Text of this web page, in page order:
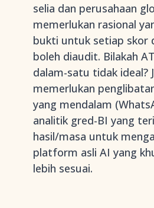
selia dan perusahaan
memerlukan rasional
bukti untuk setiap skor
boleh diaudit. Bilakah
dalam-satu tidak ideal?
memerlukan
yang mendalam
analitik gred-BI yang
hasil/masa untuk
platform asli AI yang
lebih sesuai.